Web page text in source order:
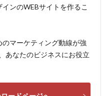
ンのWEBサイトを作るこ
マーケティング動線が強
あなたのビジネスにお役立